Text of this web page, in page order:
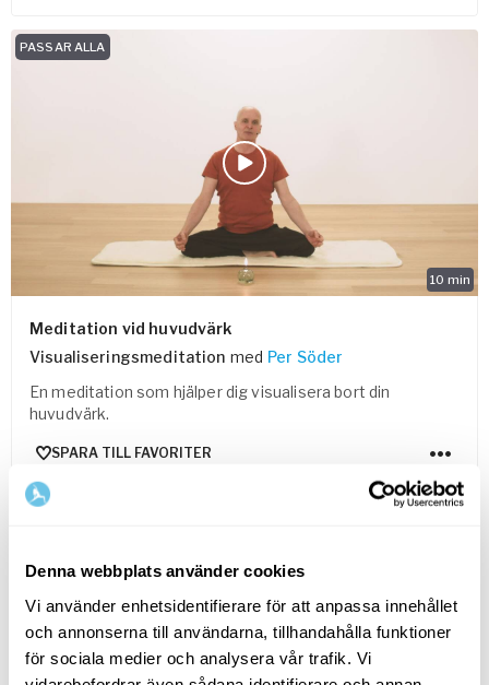
Denna webbplats använder cookies
Vi använder enhetsidentifierare för att anpassa innehållet
och annonserna till användarna, tillhandahålla funktioner
för sociala medier och analysera vår trafik. Vi
10 min
PASSAR ALLA
Meditation vid huvudvärk
Visualiseringsmeditation med Per Söder
En meditation som hjälper dig visualisera bort din
huvudvärk.
SPARA TILL FAVORITER